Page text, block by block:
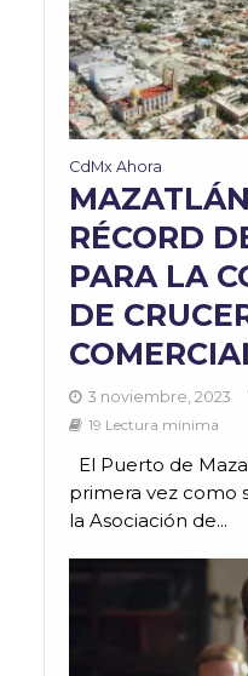
CdMx Ahora
RÉCORD
PARA LA
DE
3 noviembre, 2023
19 Lectura mínima
El Puerto de
primera vez como
la Asociación de...